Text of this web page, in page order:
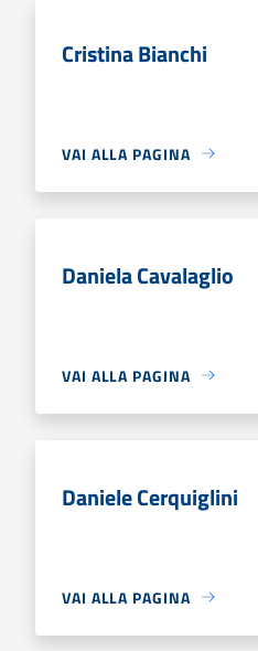
Cristina Bianchi
VAI ALLA PAGINA
Daniela Cavalaglio
VAI ALLA PAGINA
Daniele Cerquiglini
VAI ALLA PAGINA